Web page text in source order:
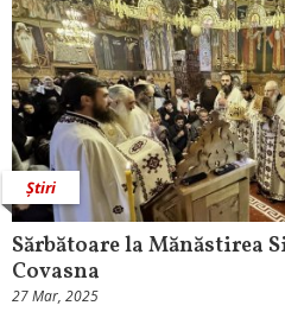
Știri
Sărbătoare la Mănăstirea
Covasna
27 Mar, 2025